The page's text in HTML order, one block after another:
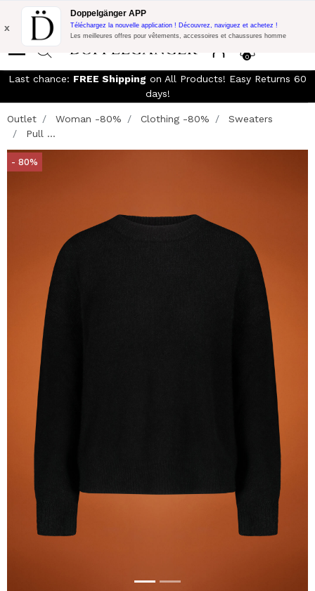
LIVRAISON GRATUITE!10% de réduction supplémentaire sur 300€
d'achat avec le code:
0
x
Doppelgänger APP
Téléchargez la nouvelle application ! Découvrez, naviguez et achetez !
Les meilleures offres pour vêtements, accessoires et chaussures homme
Last chance: FREE Shipping on All Products! Easy Returns 60
days!
Outlet Woman -80% Clothing -80%
Sweaters
Pull ...
- 80%